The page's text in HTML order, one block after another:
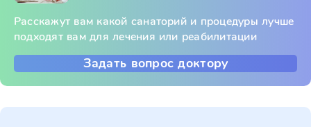
Расскажут вам какой санаторий и процедуры лучше
подходят вам для лечения или реабилитации
Задать вопрос доктору